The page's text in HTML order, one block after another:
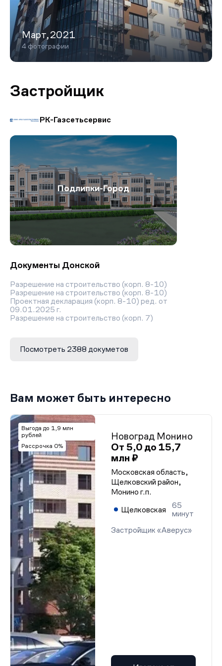
Март,2021
4 фотографии
Застройщик
РК-Газсетьсервис
Подлипки-Город
Документы Донской
Разрешение на строительство (корп. 8-10)
Разрешение на строительство (корп. 8-10)
Проектная декларация (корп. 8-10) ред. от
09.01.2025 г.
Разрешение на строительство (корп. 7)
Разрешение на строительство (корп. 7)
Проектная декларация (корп. 8-10) ред. от
24.06.2019 г.
Разрешение на ввод в эксплуатацию (корп. 9)
Проектная декларация (корп. 8-10) ред. от
24.06.2019 г.
Проектная декларация (корп. 1)
Проектная декларация (корп. 7)
Разрешение на строительство (корп. 8-10)
Проектная декларация (корп. 8-10) ред. от
24.06.2019 г.
Разрешение на ввод в эксплуатацию (корп. 9)
Проектная декларация (корп. 7)
Проектная декларация (корп. 8-10) ред. от
09.01.2025 г.
Проектная декларация (корп. 1)
Разрешение на строительство (корп. 1)
Разрешение на строительство (корп. 7)
Разрешение на строительство (корп. 8-10)
Разрешение на строительство (корп. 8-10)
Разрешение на строительство (корп. 8-10)
Разрешение на строительство (корп. 8-10)
Разрешение на строительство (корп. 8-10)
Разрешение на строительство (корп. 8-10)
Разрешение на строительство (корп. 8-10)
Разрешение на строительство (корп. 8-10)
Разрешение на строительство (корп. 8-10)
Разрешение на строительство (корп. 8-10)
Разрешение на строительство (корп. 8-10)
Разрешение на строительство (корп. 8-10)
Разрешение на строительство (корп. 8-10)
Разрешение на строительство (корп. 8-10)
Разрешение на строительство (корп. 8-10)
Посмотреть 2388 докуметов
Вам может быть интересно
Выгода до 1,9 млн
рублей
Рассрочка 0%
Новоград Монино
От 5,0 до 15,7
млн ₽
Московская область,
Щелковский район,
Монино г.п.
Щелковская
65
минут
Застройщик «Аверус»